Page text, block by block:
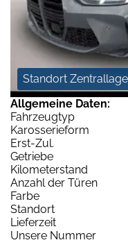
Standort
Allgemeine Daten:
Fahrzeugtyp
Karosserieform
Erst-Zul.
Getriebe
Kilometerstand
Anzahl der Türen
Farbe
Standort
Lieferzeit
Unsere Nummer